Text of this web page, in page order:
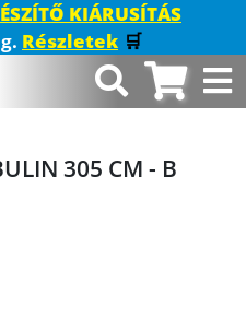
KIÁRUSÍTÁS
Részletek 🛒
305 CM - B